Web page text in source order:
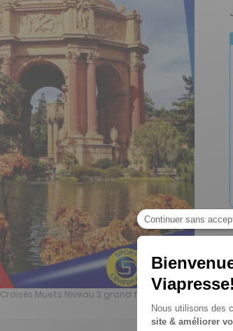
Croisés Muets Niveau 3 grand format n° 142